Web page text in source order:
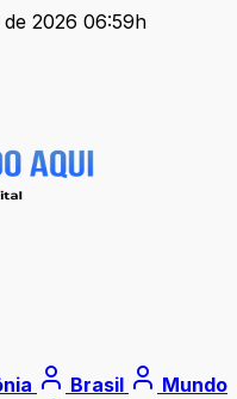
2026 06:59h
Brasil
Mundo